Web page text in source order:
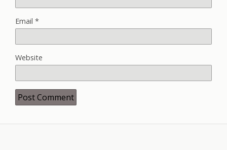
Email *
Website